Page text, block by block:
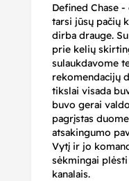
Defined Chase
tarsi jūsų pačių
dirba drauge.
prie kelių
sulaukdavome
rekomendacijų
tikslai visada
buvo gerai
pagrįstas
atsakingumo
Vytį ir jo
sėkmingai
kanalais.